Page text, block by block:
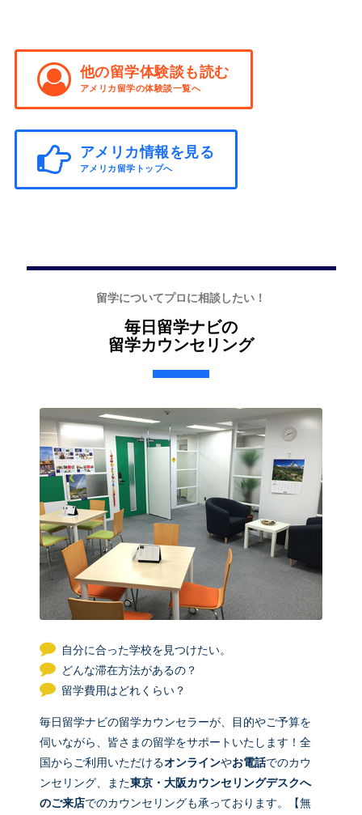
他の留学体験談も読む
アメリカ留学の体験談一覧へ
アメリカ情報を見る
アメリカ留学トップへ
留学についてプロに相談したい！
毎日留学ナビの
留学カウンセリング
自分に合った学校を見つけたい。
どんな滞在方法があるの？
留学費用はどれくらい？
毎日留学ナビの留学カウンセラーが、目的やご予算を
伺いながら、皆さまの留学をサポートいたします！全
国からご利用いただけるオンラインやお電話でのカウ
ンセリング、また東京・大阪カウンセリングデスクへ
のご来店でのカウンセリングも承っております。【無